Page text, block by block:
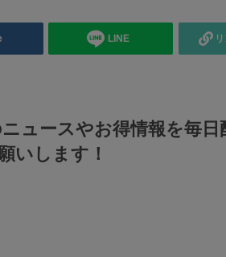
LINE
ュースやお得情報を毎日
いします！